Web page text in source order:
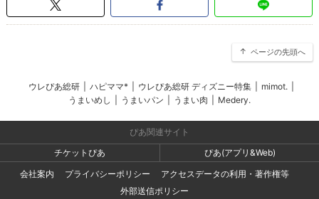
ページの先頭へ
ウレぴあ総研 ハピママ* ウレぴあ総研 ディズニー特集 mimot.
うまいめし
うまいパン うまい肉 Medery.
ぴあ関連サイト
チケットぴあ
ぴあ(アプリ&Web)
会社案内
プライバシーポリシー
アクセスデータの利用・著作権等
外部送信ポリシー